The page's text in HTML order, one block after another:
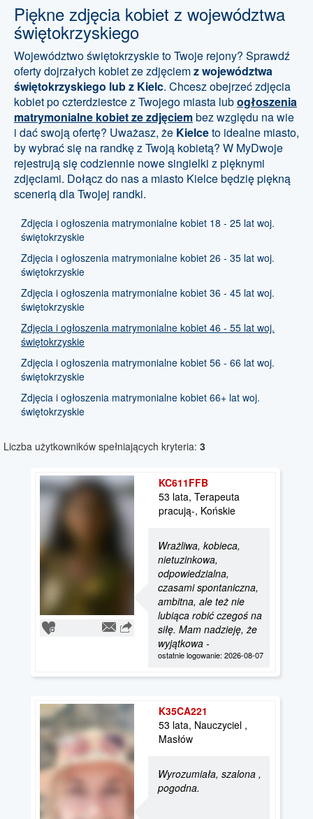
Piękne zdjęcia kobiet z województwa
świętokrzyskiego
Województwo świętokrzyskie to Twoje rejony? Sprawdź
oferty dojrzałych kobiet ze zdjęciemz województwa
świętokrzyskiego lub z Kielc. Chcesz obejrzeć zdjęcia
kobiet po czterdziestce z Twojego miasta lubogłoszenia
matrymonialne kobiet ze zdjęciembez względu na wie
i dać swoją ofertę? Uważasz, że Kielceto idealne miasto,
by wybrać się na randkę z Twoją kobietą? W MyDwoje
rejestrują się codziennie nowe singielki z pięknymi
zdjęciami. Dołącz do nas a miasto Kielce będzię piękną
scenerią dla Twojej randki.
Zdjęcia i ogłoszenia matrymonialne kobiet 18 - 25 lat woj.
świętokrzyskie
Zdjęcia i ogłoszenia matrymonialne kobiet 26 - 35 lat woj.
świętokrzyskie
Zdjęcia i ogłoszenia matrymonialne kobiet 36 - 45 lat woj.
świętokrzyskie
Zdjęcia i ogłoszenia matrymonialne kobiet 46 - 55 lat woj.
świętokrzyskie
Zdjęcia i ogłoszenia matrymonialne kobiet 56 - 66 lat woj.
świętokrzyskie
Zdjęcia i ogłoszenia matrymonialne kobiet 66+ lat woj.
świętokrzyskie
Liczba użytkowników spełniających kryteria: 3
KC611FFB
53 lata, Terapeuta
pracują-, Końskie
Wrażliwa, kobieca,
nietuzinkowa,
odpowiedzialna,
czasami spontaniczna,
ambitna, ale też nie
lubiąca robić czegoś na
siłę. Mam nadzieję, że
wyjątkowa -
ostatnie logowanie: 2026-08-07
K35CA221
53 lata, Nauczyciel ,
Masłów
Wyrozumiała, szalona ,
pogodna.